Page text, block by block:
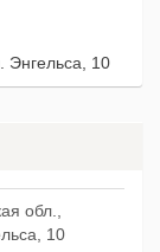
Энгельса, 10
обл.,
10